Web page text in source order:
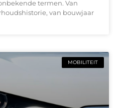
termen. Van
van bouwjaar
MOBILITEIT